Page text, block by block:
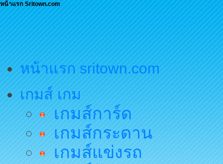
หน้าแรก Sritown.com
หน้าแรก sritown.com
เกมส์ เกม
เกมส์การ์ด
เกมส์กระดาน
เกมส์แข่งรถ